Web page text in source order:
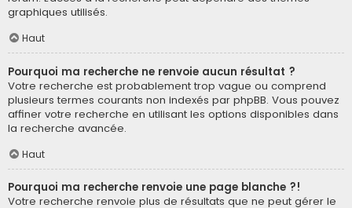
graphiques utilisés.
Haut
Pourquoi ma recherche ne renvoie aucun résultat ?
Votre recherche est probablement trop vague ou comprend
plusieurs termes courants non indexés par phpBB. Vous pouvez
affiner votre recherche en utilisant les options disponibles dans
la recherche avancée.
Haut
Pourquoi ma recherche renvoie une page blanche ?!
Votre recherche renvoie plus de résultats que ne peut gérer le